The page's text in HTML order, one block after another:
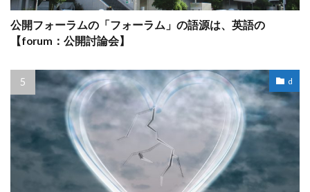
公開フォーラムの「フォーラム」の語源は、英語の
【forum：公開討論会】
d